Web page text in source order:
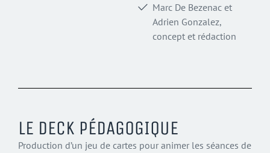
Marc De Bezenac et
Adrien Gonzalez,
concept et rédaction
LE DECK PÉDAGOGIQUE
Production d’un jeu de cartes pour animer les séances de